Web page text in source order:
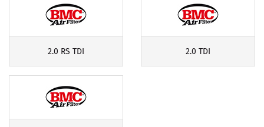
2.0 RS TDI 2.0 TDI